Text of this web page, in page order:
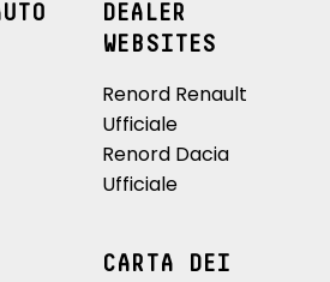
DEALER
WEBSITES
Renord Renault
Ufficiale
Renord Dacia
Ufficiale
CARTA DEI